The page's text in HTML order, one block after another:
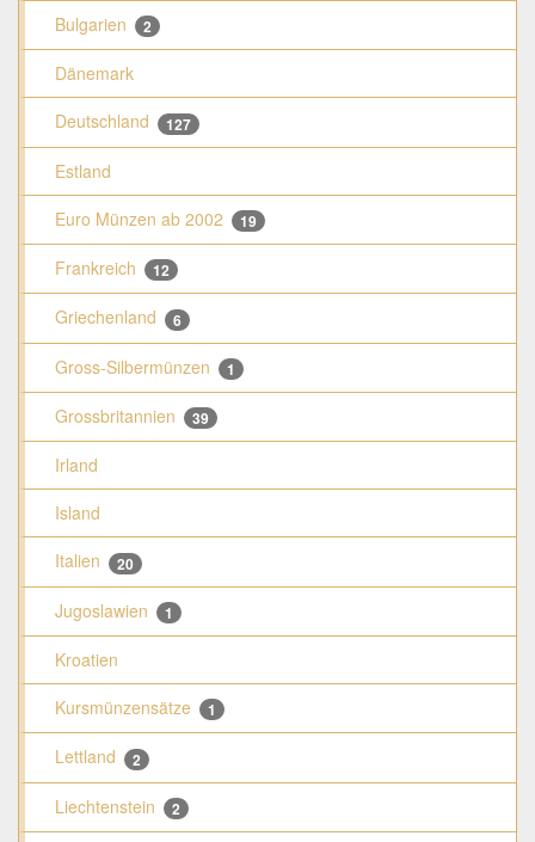
Bulgarien 2
Dänemark
Deutschland
127
Estland
Euro Münzen ab 2002
19
Frankreich 12
Griechenland 6
Gross-Silbermünzen 1
Grossbritannien 39
Irland
Island
Italien
20
Jugoslawien 1
Kroatien
Kursmünzensätze
1
Lettland 2
Liechtenstein 2